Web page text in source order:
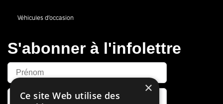
Véhicules d’occasion
S'abonner à l'infolettre
×
Ce site Web utilise des